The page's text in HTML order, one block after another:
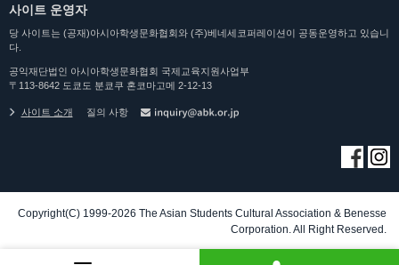
사이트 운영자
당 사이트는 (공재)아시아학생문화협회와 (주)베네세코퍼레이션이 공동운영하고 있습니
다.
공익재단법인 아시아학생문화협회 국제교육지원사업부
〒113-8642 도쿄도 분쿄쿠 혼코마고메 2-12-13
사이트 소개 질의 사항
Copyright(C) 1999-2026 The Asian Students Cultural Association & Benesse
Corporation. All Right Reserved.